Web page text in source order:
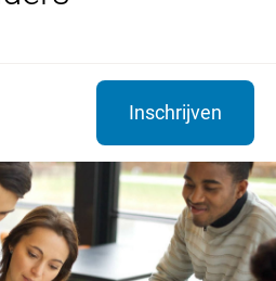
Inschrijven